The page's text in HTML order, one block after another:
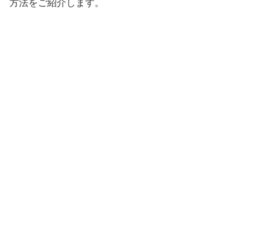
方法をご紹介します。